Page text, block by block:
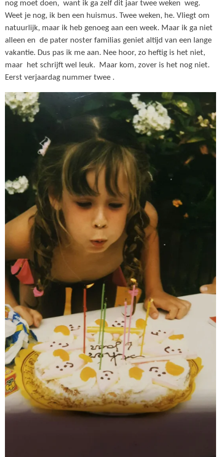
nog moet doen, want ik ga zelf dit jaar twee weken weg.
Weet je nog, ik ben een huismus. Twee weken, he. Vliegt om
natuurlijk, maar ik heb genoeg aan een week. Maar ik ga niet
alleen en de pater noster familias geniet altijd van een lange
vakantie. Dus pas ik me aan. Nee hoor, zo heftig is het niet,
maar het schrijft wel leuk. Maar kom, zover is het nog niet.
Eerst verjaardag nummer twee .